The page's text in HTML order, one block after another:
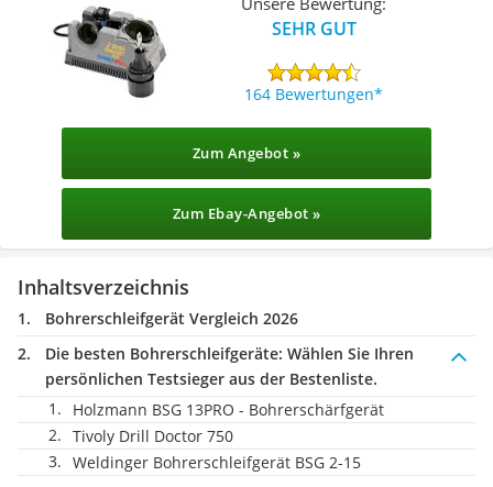
SEHR GUT
164 Bewertungen
Zum Angebot »
Zum Ebay-Angebot »
Inhaltsverzeichnis
Bohrerschleifgerät Vergleich 2026
Die besten Bohrerschleifgeräte: Wählen Sie Ihren
persönlichen Testsieger aus der Bestenliste.
Holzmann BSG 13PRO - Bohrerschärfgerät
Tivoly Drill Doctor 750
Weldinger Bohrerschleifgerät BSG 2-15